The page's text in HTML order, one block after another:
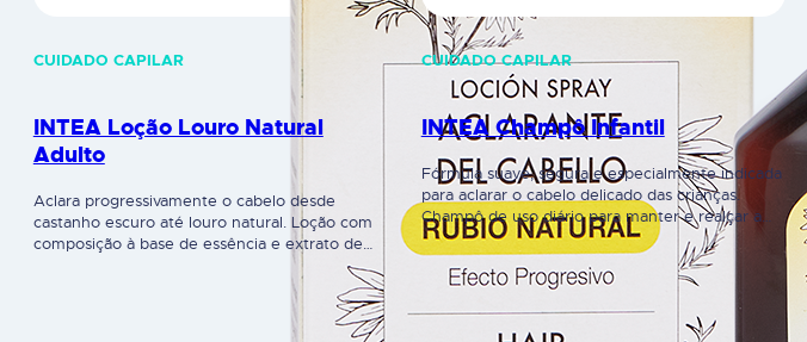
CUIDADO CAPILAR
INTEA Loção Louro Natural
Adulto
Aclara progressivamente o cabelo desde
castanho escuro até louro natural. Loção com
composição à base de essência e extrato de
camomila, ideal para cabelos que já tenham sido
louros e que tenham escurecido com o tempo.
Uma vez que a sua ação é progressiva, poderá
optar pelo tom final que pretende, consoante o
CUIDADO CAPILAR
INTEA Champô Infantil
Fórmula suave, segura e especialmente indicada
para aclarar o cabelo delicado das crianças.
Champô de uso diário para manter e realçar a
cor do cabelo louro das crianças. Fórmula com
ingredientes naturais, com extrato natural de
flores de camomila, desenvolvida para cuidar o
cabelo louro e delicado das crianças. Contém
elevada concentração de extrato natural…